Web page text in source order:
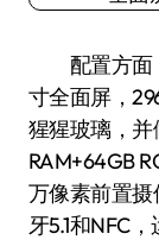
配置方面，
寸全面屏，
猩猩玻璃，
RAM+64GB
万像素前置
牙5.1和NFC，